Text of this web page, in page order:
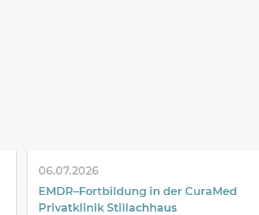
06.07.2026
EMDR–Fortbildung in derCuraMed
Privatklinik Stillachhaus